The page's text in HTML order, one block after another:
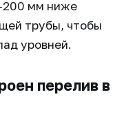
мм ниже
трубы, чтобы
уровней.
перелив в